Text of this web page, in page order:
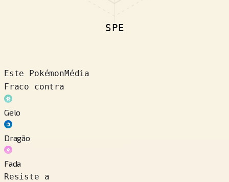
SPE
Este PokémonMédia
Fraco contra
Gelo
Dragão
Fada
Resiste a